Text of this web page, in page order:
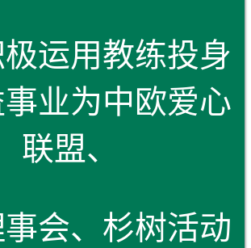
运用教练投身
业为中欧爱心
联盟、
会、杉树活动